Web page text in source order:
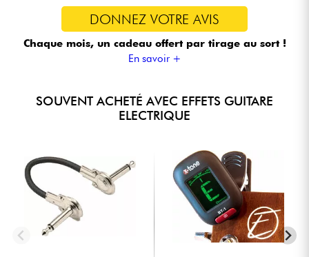
DONNEZ VOTRE AVIS
Chaque mois, un cadeau offert par tirage au sort !
En savoir +
SOUVENT ACHETÉ AVEC EFFETS GUITARE
ELECTRIQUE